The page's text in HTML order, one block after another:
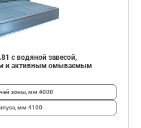
с водяной завесой,
и активным омываемым
зоны, мм 4000
мм 4100